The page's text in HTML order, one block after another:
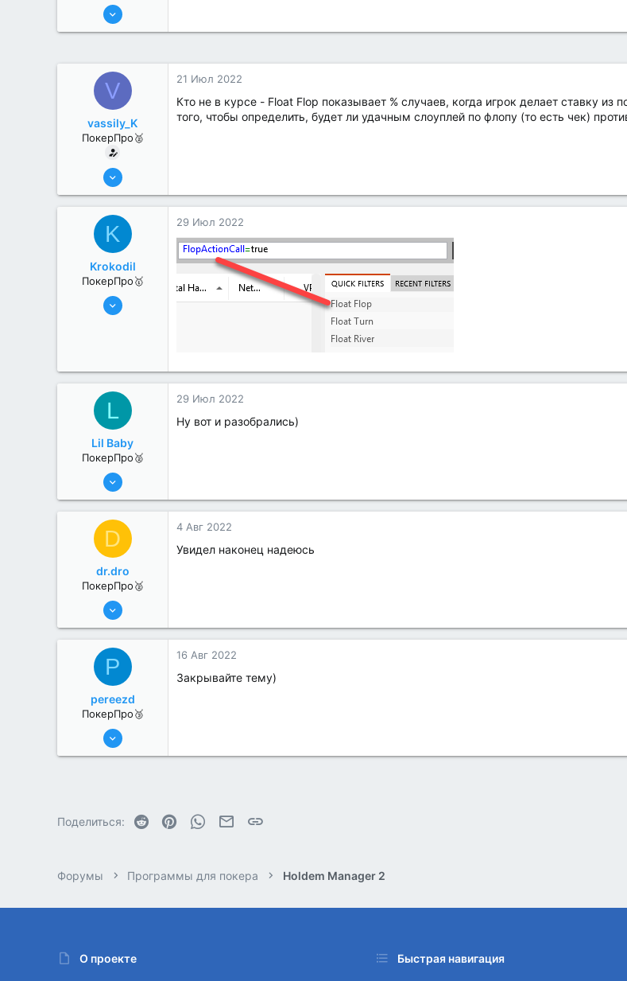
6 Июн 2022
V
vassily_K
ПокерПро🥈
6 Июн 2022
2
21 Июл 2022
Кто не в курсе - Float Flop показывает % случаев, когда игрок делает ставку из
того, чтобы определить, будет ли удачным слоуплей по флопу (то есть чек)
K
Krokodil
ПокерПро🥇
25 Июл 2022
29 Июл 2022
L
Lil Baby
ПокерПро🥈
8 Июн 2022
1
29 Июл 2022
Ну вот и разобрались)
D
dr.dro
ПокерПро🥈
6 Июн 2022
0
4 Авг 2022
Увидел наконец надеюсь
P
pereezd
ПокерПро🥉
6 Июн 2022
16 Авг 2022
Закрывайте тему)
Поделиться: Reddit PinterestWhatsAppЭлектронная почта
Форумы Программы для покера Holdem Manager 2
О проекте Быстрая навигация